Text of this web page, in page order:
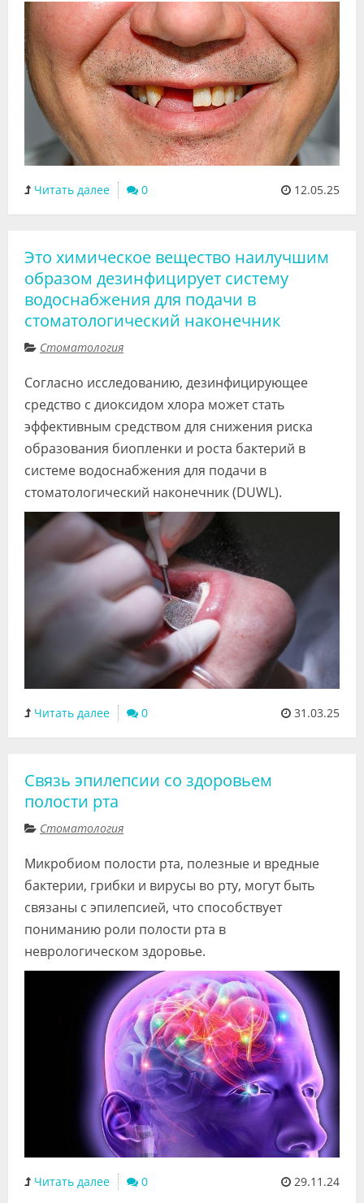
Читать далее 0 12.05.25
Это химическое вещество наилучшим
образом дезинфицирует систему
водоснабжения для подачи в
стоматологический наконечник
Стоматология
Согласно исследованию, дезинфицирующее
средство с диоксидом хлора может стать
эффективным средством для снижения риска
образования биопленки и роста бактерий в
системе водоснабжения для подачи в
стоматологический наконечник (DUWL).
Читать далее 0 31.03.25
Связь эпилепсии со здоровьем
полости рта
Стоматология
Микробиом полости рта, полезные и вредные
бактерии, грибки и вирусы во рту, могут быть
связаны с эпилепсией, что способствует
пониманию роли полости рта в
неврологическом здоровье.
Читать далее 0 29.11.24